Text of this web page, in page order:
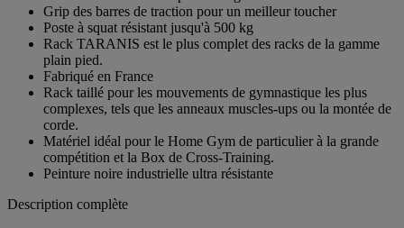
Grip des barres de traction pour un meilleur toucher
Poste à squat résistant jusqu'à 500 kg
Rack TARANIS est le plus complet des racks de la gamme
plain pied.
Fabriqué en France
Rack taillé pour les mouvements de gymnastique les plus
complexes, tels que les anneaux muscles-ups ou la montée de
corde.
Matériel idéal pour le Home Gym de particulier à la grande
compétition et la Box de Cross-Training.
Peinture noire industrielle ultra résistante
Description complète